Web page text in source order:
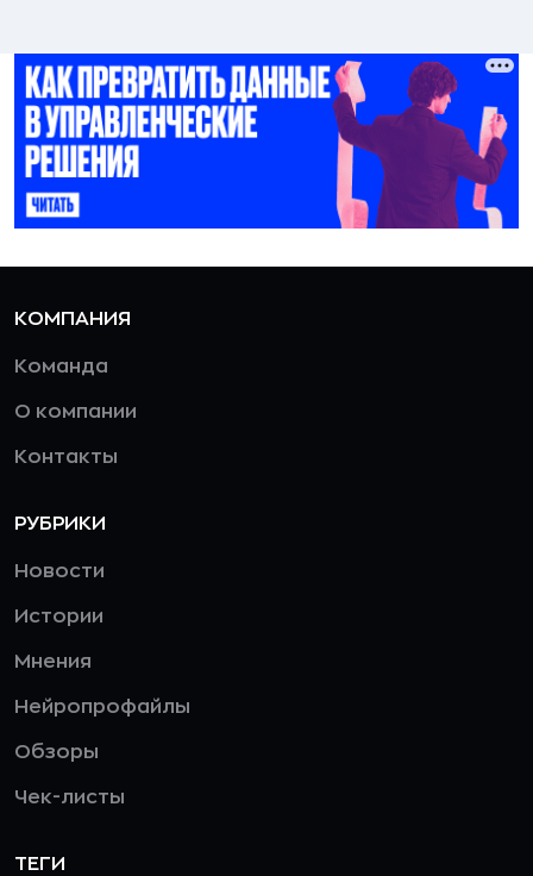
КОМПАНИЯ
Команда
О компании
Контакты
РУБРИКИ
Новости
Истории
Мнения
Нейропрофайлы
Обзоры
Чек-листы
ТЕГИ